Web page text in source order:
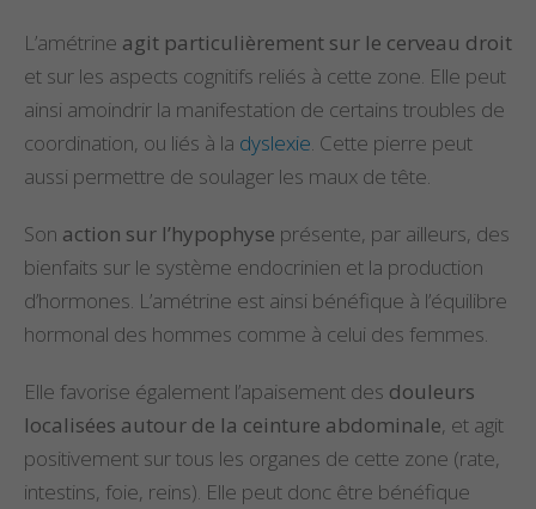
L’amétrine agit particulièrement sur le cerveau droit
et sur les aspects cognitifs reliés à cette zone. Elle peut
ainsi amoindrir la manifestation de certains troubles de
coordination, ou liés à la dyslexie. Cette pierre peut
aussi permettre de soulager les maux de tête.
Son action sur l’hypophyse présente, par ailleurs, des
bienfaits sur le système endocrinien et la production
d’hormones. L’amétrine est ainsi bénéfique à l’équilibre
hormonal des hommes comme à celui des femmes.
Elle favorise également l’apaisement des douleurs
localisées autour de la ceinture abdominale, et agit
positivement sur tous les organes de cette zone (rate,
intestins, foie, reins). Elle peut donc être bénéfique